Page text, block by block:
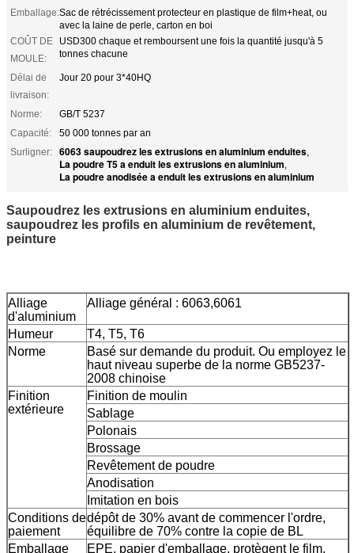
Emballage:Sac de rétrécissement protecteur en plastique de film+heat, ou
avec la laine de perle, carton en boi
COÛT DE
MOULE:
USD300 chaque et remboursent une fois la quantité jusqu'à 5
tonnes chacune
Délai de
livraison:
Jour 20 pour 3*40HQ
Norme:
GB/T 5237
Capacité:
50 000 tonnes par an
Surligner:
6063 saupoudrez les extrusions en aluminium enduites,
La poudre T5 a enduit les extrusions en aluminium,
La poudre anodisée a enduit les extrusions en aluminium
Saupoudrez les extrusions en aluminium enduites,
saupoudrez les profils en aluminium de revêtement,
peinture
Alliage
d'aluminium
Alliage général : 6063,6061
Humeur
T4, T5, T6
Norme
Basé sur demande du produit. Ou employez le
haut niveau superbe de la norme GB5237-
2008 chinoise
Finition
extérieure
Finition de moulin
Sablage
Polonais
Brossage
Revêtement de poudre
Anodisation
Imitation en bois
Conditions de
paiement
dépôt de 30% avant de commencer l'ordre,
équilibre de 70% contre la copie de BL
Emballage
EPE, papier d'emballage, protègent le film,